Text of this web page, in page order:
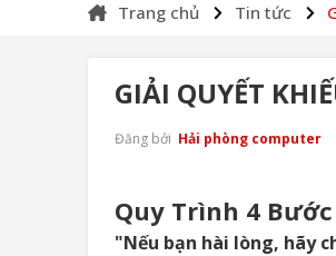
Trang chủ Tin tức
GIẢI QUYẾT
Đăng bởi Hải phòng computer
Quy Trình 4
"Nếu bạn hài lòng, hãy